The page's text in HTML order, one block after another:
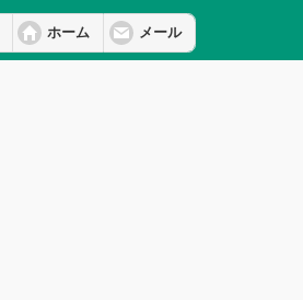
ホーム メール